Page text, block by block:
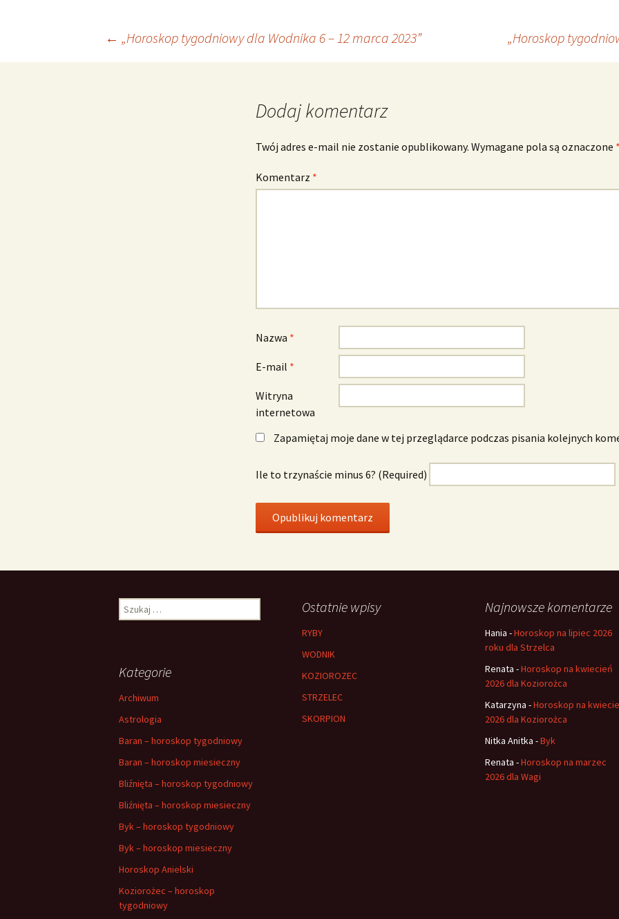
Nawigacja
← „Horoskop tygodniowy dla Wodnika 6 – 12 marca 2023” „Horoskop
Dodaj komentarz
Twój adres e-mail nie zostanie opublikowany. Wymagane pola są oznaczone *
Komentarz *
Nazwa *
E-mail *
Witryna
internetowa
Zapamiętaj moje dane w tej przeglądarce podczas pisania kolejnych
Ile to trzynaście minus 6? (Required)
Szukaj: Ostatnie wpisy
RYBY
WODNIK
KOZIOROZEC
STRZELEC
SKORPION
Najnowsze komentarze
Hania -Horoskop na lipiec 2026
roku dla Strzelca
Renata -Horoskop na kwiecień
2026 dla Koziorożca
Katarzyna -Horoskop na
2026 dla Koziorożca
Nitka Anitka -Byk
Renata -Horoskop na marzec
2026 dla Wagi
Kategorie
Archiwum
Astrologia
Baran – horoskop tygodniowy
Baran – horoskop miesieczny
Bliźnięta – horoskop tygodniowy
Bliźnięta – horoskop miesieczny
Byk – horoskop tygodniowy
Byk – horoskop miesieczny
Horoskop Anielski
Koziorożec – horoskop
tygodniowy